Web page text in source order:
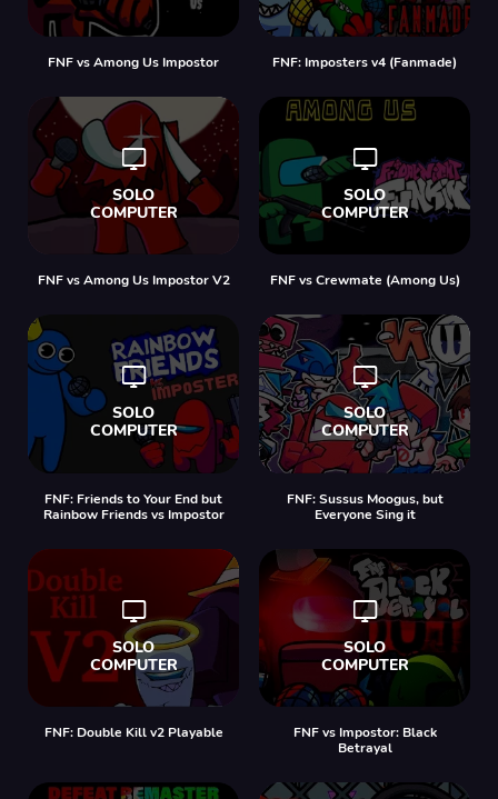
FNF vs Among Us Impostor FNF: Imposters v4 (Fanmade)
FNF vs Among Us Impostor V2 FNF vs Crewmate (Among Us)
FNF: Friends to Your End but
Rainbow Friends vs Impostor
FNF: Sussus Moogus, but
Everyone Sing it
FNF: Double Kill v2 Playable
FNF vs Impostor: Black
Betrayal